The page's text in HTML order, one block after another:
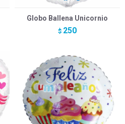
Globo Ballena Unicornio
$ 250